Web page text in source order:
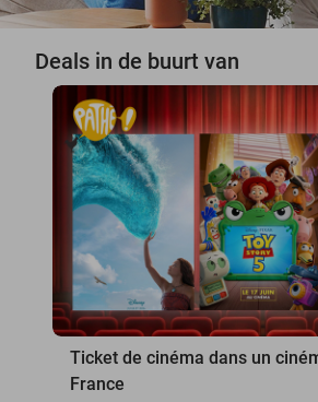
Deals in de buurt van
Ticket de cinéma dans un
France